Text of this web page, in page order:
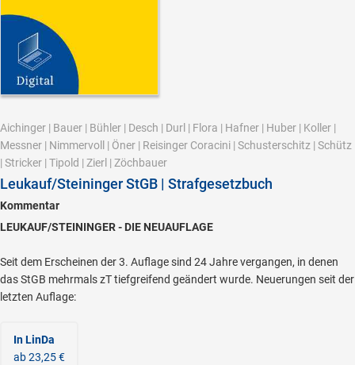
Aichinger | Bauer | Bühler | Desch | Durl | Flora | Hafner | Huber | Koller |
Messner | Nimmervoll | Öner | Reisinger Coracini | Schusterschitz | Schütz
| Stricker | Tipold | Zierl | Zöchbauer
Leukauf/Steininger StGB | Strafgesetzbuch
Kommentar
LEUKAUF/STEININGER - DIE NEUAUFLAGE
Seit dem Erscheinen der 3. Auflage sind 24 Jahre vergangen, in denen
das StGB mehrmals zT tiefgreifend geändert wurde. Neuerungen seit der
letzten Auflage:
In LinDa
ab 23,25 €